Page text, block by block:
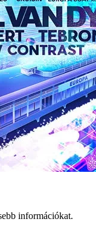
információkat.